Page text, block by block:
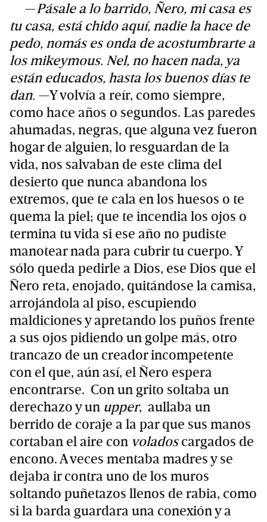
—Pásale a lo barrido, Ñero, mi casa es
tu casa, está chido aquí, nadie la hace de
pedo, nomás es onda de acostumbrarte a
los mikeymous. Nel, no hacen nada, ya
están educados, hasta los buenos días te
dan. —Y volvía a reír, como siempre,
como hace años o segundos. Las paredes
ahumadas, negras, que alguna vez fueron
hogar de alguien, lo resguardan de la
vida, nos salvaban de este clima del
desierto que nunca abandona los
extremos, que te cala en los huesos o te
quema la piel; que te incendia los ojos o
termina tu vida si ese año no pudiste
manotear nada para cubrir tu cuerpo. Y
sólo queda pedirle a Dios, ese Dios que el
Ñero reta, enojado, quitándose la camisa,
arrojándola al piso, escupiendo
maldiciones y apretando los puños frente
a sus ojos pidiendo un golpe más, otro
trancazo de un creador incompetente
con el que, aún así, el Ñero espera
encontrarse. Con un grito soltaba un
derechazo y un upper, aullaba un
berrido de coraje a la par que sus manos
cortaban el aire con voladoscargados de
encono. A veces mentaba madres y se
dejaba ir contra uno de los muros
soltando puñetazos llenos de rabia, como
si la barda guardara una conexión y a